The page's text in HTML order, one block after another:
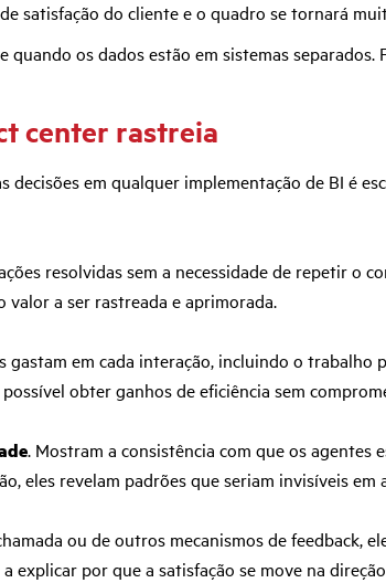
satisfação do cliente e o quadro se tornará
os dados estão em sistemas
center rastreia
em qualquer implementação de BI é
resolvidas sem a necessidade de repetir o
a ser rastreada e aprimorada.
gastam em cada interação, incluindo o
obter ganhos de eficiência sem
. Mostram a consistência com que os agentes
eles revelam padrões que seriam invisíveis em
ou de outros mecanismos de feedback,
por que a satisfação se move na